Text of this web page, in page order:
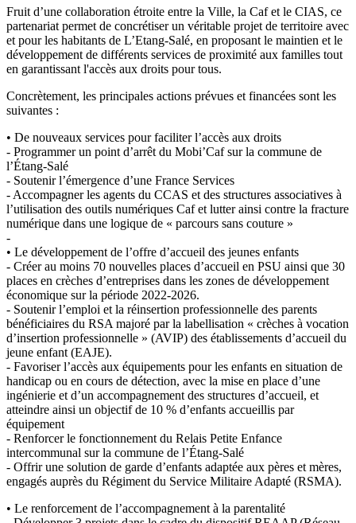
Fruit d’une collaboration étroite entre la Ville, la Caf et le CIAS, ce
partenariat permet de concrétiser un véritable projet de territoire avec
et pour les habitants de L’Etang-Salé, en proposant le maintien et le
développement de différents services de proximité aux familles tout
en garantissant l'accès aux droits pour tous.
Concrètement, les principales actions prévues et financées sont les
suivantes :
• De nouveaux services pour faciliter l’accès aux droits
- Programmer un point d’arrêt du Mobi’Caf sur la commune de
l’Étang-Salé
- Soutenir l’émergence d’une France Services
- Accompagner les agents du CCAS et des structures associatives à
l’utilisation des outils numériques Caf et lutter ainsi contre la fracture
numérique dans une logique de « parcours sans couture »
-
• Le développement de l’offre d’accueil des jeunes enfants
- Créer au moins 70 nouvelles places d’accueil en PSU ainsi que 30
places en crèches d’entreprises dans les zones de développement
économique sur la période 2022-2026.
- Soutenir l’emploi et la réinsertion professionnelle des parents
bénéficiaires du RSA majoré par la labellisation « crèches à vocation
d’insertion professionnelle » (AVIP) des établissements d’accueil du
jeune enfant (EAJE).
- Favoriser l’accès aux équipements pour les enfants en situation de
handicap ou en cours de détection, avec la mise en place d’une
ingénierie et d’un accompagnement des structures d’accueil, et
atteindre ainsi un objectif de 10 % d’enfants accueillis par
équipement
- Renforcer le fonctionnement du Relais Petite Enfance
intercommunal sur la commune de l’Étang-Salé
- Offrir une solution de garde d’enfants adaptée aux pères et mères,
engagés auprès du Régiment du Service Militaire Adapté (RSMA).
• Le renforcement de l’accompagnement à la parentalité